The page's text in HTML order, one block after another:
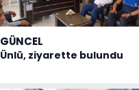
GÜNCEL
Ünlü, ziyarette bulundu